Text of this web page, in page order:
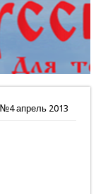
апрель 2013